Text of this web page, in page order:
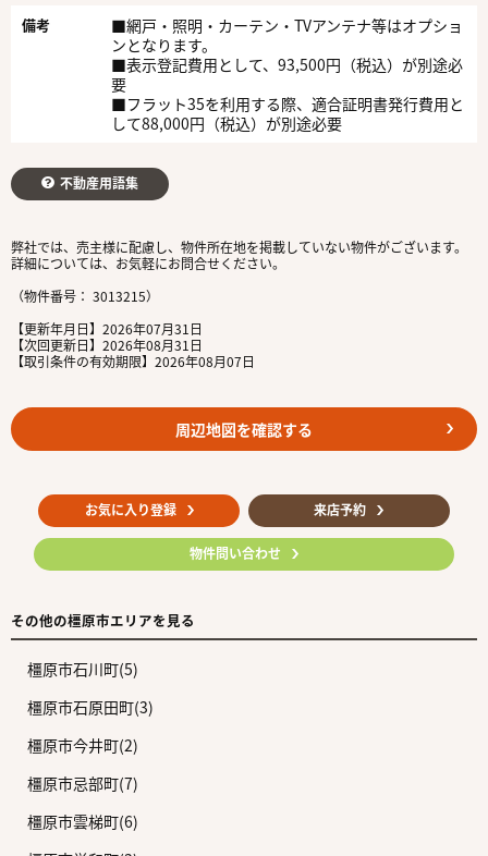
備考
■網戸・照明・カーテン・TVアンテナ等はオプショ
ンとなります。
■表示登記費用として、93,500円（税込）が別途必
要
■フラット35を利用する際、適合証明書発行費用と
して88,000円（税込）が別途必要
不動産用語集
弊社では、売主様に配慮し、物件所在地を掲載していない物件がございます。
詳細については、お気軽にお問合せください。
（物件番号： 3013215）
【更新年月日】2026年07月31日
【次回更新日】2026年08月31日
【取引条件の有効期限】2026年08月07日
周辺地図を確認する
お気に入り登録 来店予約
物件問い合わせ
その他の橿原市エリアを見る
橿原市石川町(5)
橿原市石原田町(3)
橿原市今井町(2)
橿原市忌部町(7)
橿原市雲梯町(6)